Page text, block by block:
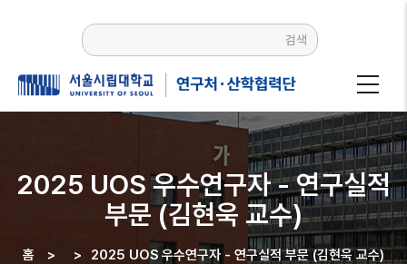
검색
2025 UOS 우수연구자 - 연구실적
부문 (김현욱 교수)
홈 > > 2025 UOS 우수연구자 - 연구실적 부문 (김현욱 교수)